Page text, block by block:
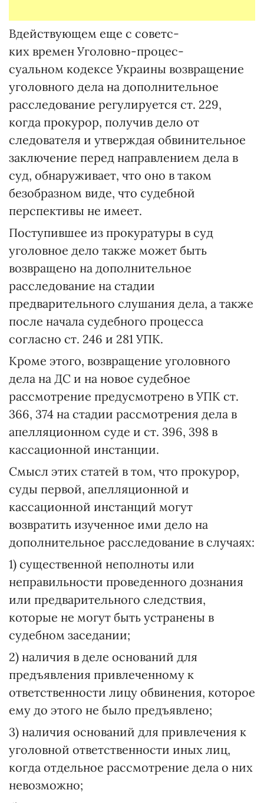
Вдействующем еще с советс-
ких времен Уголовно-процес-
суальном кодексе Украины возвращение
уголовного дела на дополнительное
расследование регулируется ст. 229,
когда прокурор, получив дело от
следователя и утверждая обвинительное
заключение перед направлением дела в
суд, обнаруживает, что оно в таком
безобразном виде, что судебной
перспективы не имеет.
Поступившее из прокуратуры в суд
уголовное дело также может быть
возвращено на дополнительное
расследование на стадии
предварительного слушания дела, а также
после начала судебного процесса
согласно ст. 246 и 281 УПК.
Кроме этого, возвращение уголовного
дела на ДС и на новое судебное
рассмотрение предусмотрено в УПК ст.
366, 374 на стадии рассмотрения дела в
апелляционном суде и ст. 396, 398 в
кассационной инстанции.
Смысл этих статей в том, что прокурор,
суды первой, апелляционной и
кассационной инстанций могут
возвратить изученное ими дело на
дополнительное расследование в случаях:
1) существенной неполноты или
неправильности проведенного дознания
или предварительного следствия,
которые не могут быть устранены в
судебном заседании;
2) наличия в деле оснований для
предъявления привлеченному к
ответственности лицу обвинения, которое
ему до этого не было предъявлено;
3) наличия оснований для привлечения к
уголовной ответственности иных лиц,
когда отдельное рассмотрение дела о них
невозможно;